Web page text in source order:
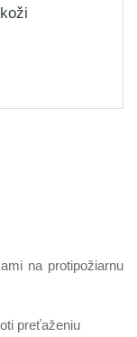
na protipožiarnu
preťaženiu